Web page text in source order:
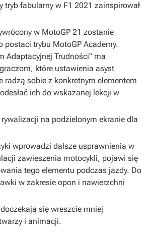
tryb fabularny w F1 2021 zainspirował
w MotoGP 21 zostanie
postaci trybu MotoGP Academy.
Adaptacyjnej Trudności” ma
które ustawienia asyst
radzą sobie z konkretnym elementem
ich do wskazanej lekcji w
na podzielonym ekranie dla
wprowadzi dalsze usprawnienia w
zawieszenia motocykli, pojawi się
tego elementu podczas jazdy. Do
w zakresie opon i nawierzchni
się wreszcie mniej
i animacji.